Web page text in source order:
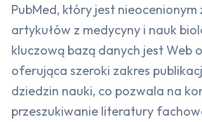
PubMed, który jest nieocenionym
artykułów z medycyny i nauk
kluczową bazą danych jest Web
oferująca szeroki zakres
dziedzin nauki, co pozwala na
przeszukiwanie literatury